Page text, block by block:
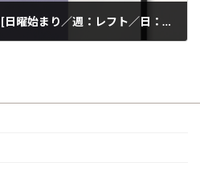
2026年4月始まりDIALOG[日曜始まり／週：レフト／日：１DAY／色：スミレ]